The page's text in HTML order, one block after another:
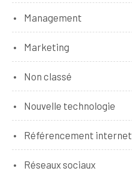
Management
Marketing
Non classé
Nouvelle technologie
Référencement internet
Réseaux sociaux